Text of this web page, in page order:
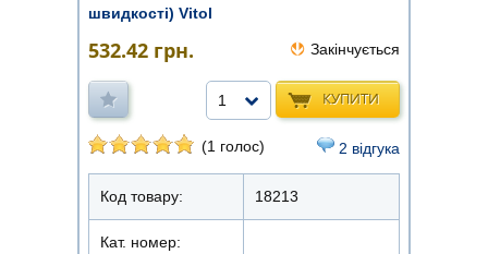
швидкості) Vitol
532.42 грн. Закінчується
КУПИТИ
1
(1 голос) 2 відгука
Код товару: 18213
Кат. номер: